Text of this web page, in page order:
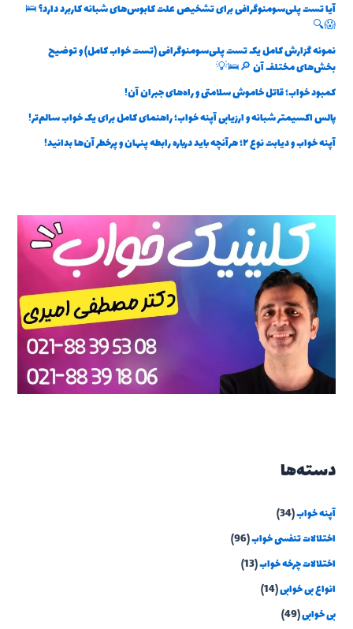
آیا تست پلی‌سومنوگرافی برای تشخیص علت کابوس‌های شبانه کاربرد دارد؟ 🛌
😱🔍
نمونه گزارش کامل یک تست پلی‌سومنوگرافی (تست خواب کامل) و توضیح
بخش‌های مختلف آن 🔎🛌💡
کمبود خواب؛ قاتل خاموش سلامتی و راه‌های جبران آن!
پالس اکسیمتر شبانه و ارزیابی آپنه خواب؛ راهنمای کامل برای یک خواب سالم‌تر!
آپنه خواب و دیابت نوع ۲؛ هرآنچه باید درباره رابطه پنهان و پرخطر آن‌ها بدانید!
دسته‌ها
آپنه خواب(34)
اختلالات تنفسی خواب(96)
اختلالات چرخه خواب(13)
انواع بی خوابی(14)
بی خوابی(49)